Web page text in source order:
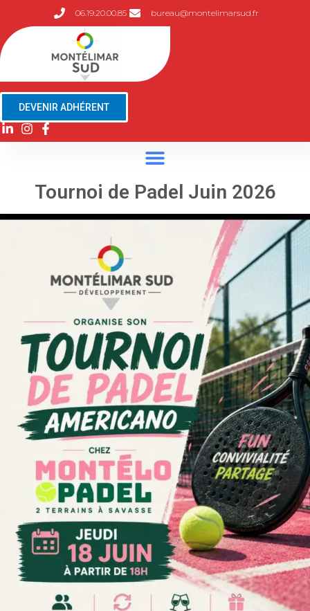
06.19.20.00.85 bureau@montelimarsud.fr
DEVENIR ADHÉRENT
Tournoi de Padel Juin 2026